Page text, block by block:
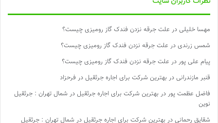
مهسا خلیلی در علت جرقه نزدن فندک گاز رومیزی چیست؟
شمس زرندی در علت جرقه نزدن فندک گاز رومیزی چیست؟
پیام علی پور در علت جرقه نزدن فندک گاز رومیزی چیست؟
قنبر مازندرانی در بهترین شرکت برای اجاره جرثقیل در فرحزاد
فاضل عظمت پور در بهترین شرکت برای اجاره جرثقیل در شمال تهران : جرثقیل
نوین
شقایق رحمانی در بهترین شرکت برای اجاره جرثقیل در شمال تهران : جرثقیل